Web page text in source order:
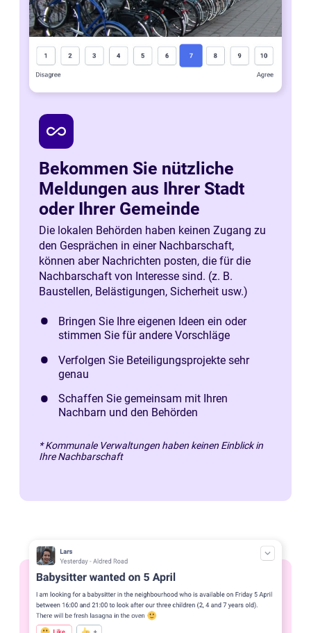
all_inclusive
Bekommen Sie nützliche
Meldungen aus Ihrer Stadt
oder Ihrer Gemeinde
Die lokalen Behörden haben keinen Zugang zu
den Gesprächen in einer Nachbarschaft,
können aber Nachrichten posten, die für die
Nachbarschaft von Interesse sind. (z. B.
Baustellen, Belästigungen, Sicherheit usw.)
Bringen Sie Ihre eigenen Ideen ein oder
stimmen Sie für andere Vorschläge
Verfolgen Sie Beteiligungsprojekte sehr
genau
Schaffen Sie gemeinsam mit Ihren
Nachbarn und den Behörden
* Kommunale Verwaltungen haben keinen Einblick in
Ihre Nachbarschaft